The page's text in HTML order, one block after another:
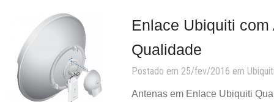
Enlace Ubiquiti com
Qualidade
Postado em 25/fev/2016 em
Antenas em Enlace Ubiquiti